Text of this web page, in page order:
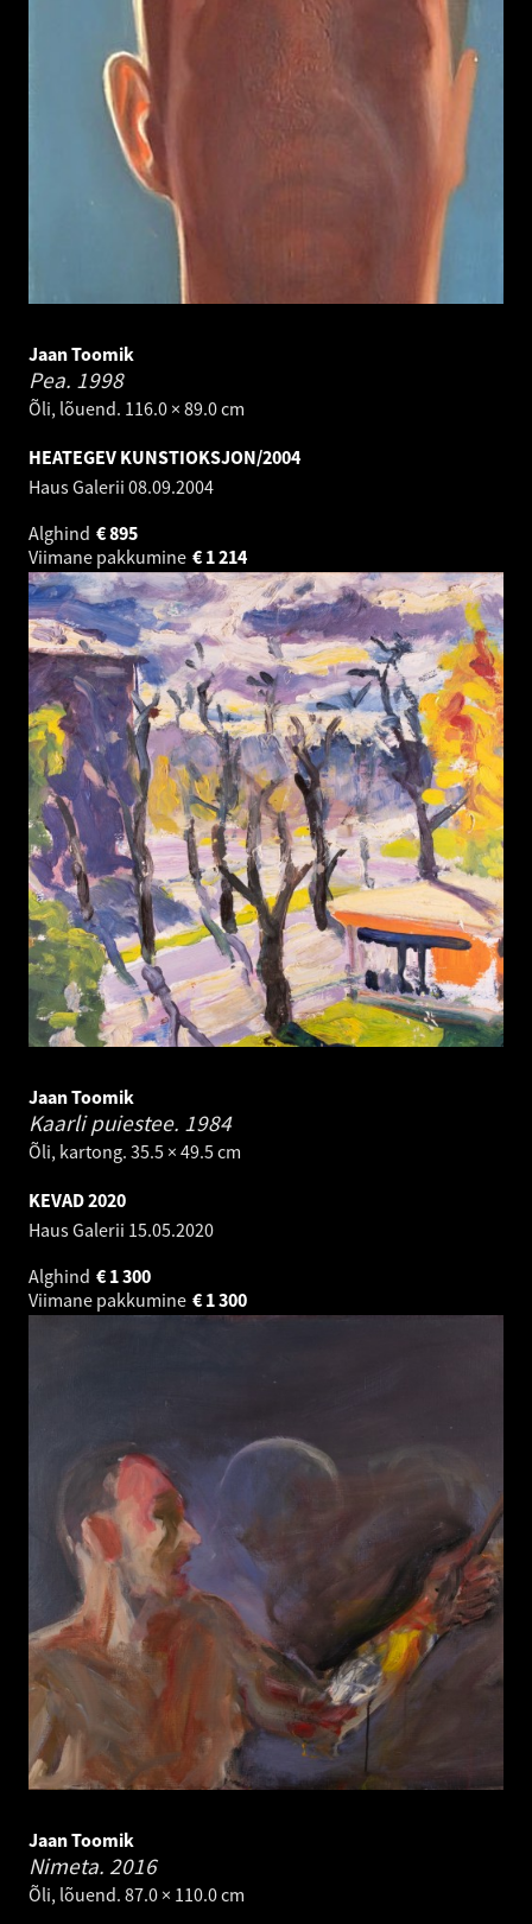
Jaan Toomik
Pea. 1998
Õli, lõuend. 116.0 × 89.0 cm
HEATEGEV KUNSTIOKSJON/2004
Haus Galerii 08.09.2004
Alghind
895
€
Viimane pakkumine
1 214
€
Jaan Toomik
Kaarli puiestee. 1984
Õli, kartong. 35.5 × 49.5 cm
KEVAD 2020
Haus Galerii 15.05.2020
Alghind
1 300
€
Viimane pakkumine
1 300
€
Jaan Toomik
Nimeta. 2016
Õli, lõuend. 87.0 × 110.0 cm